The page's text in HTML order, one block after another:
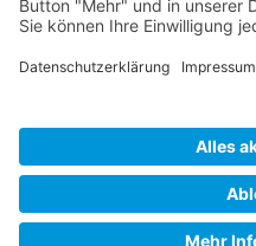
© Copyright 2024 -
Einstellungen|